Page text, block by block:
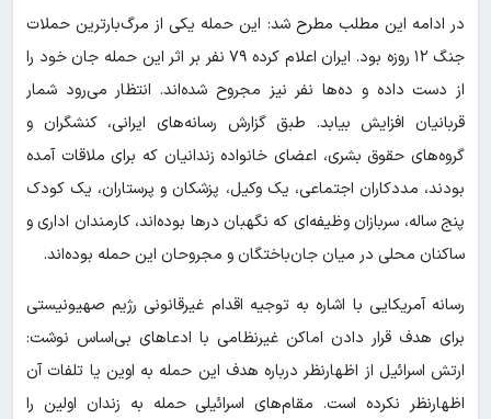
در ادامه این مطلب مطرح شد: این حمله یکی از مرگ‌بارترین حملات
جنگ ۱۲ روزه بود. ایران اعلام کرده ۷۹ نفر بر اثر این حمله جان خود را
از دست داده و ده‌ها نفر نیز مجروح شده‌اند. انتظار می‌رود شمار
قربانیان افزایش بیابد. طبق گزارش رسانه‌های ایرانی، کنشگران و
گروه‌های حقوق بشری، اعضای خانواده زندانیان که برای ملاقات آمده
بودند، مددکاران اجتماعی، یک وکیل، پزشکان و پرستاران، یک کودک
پنج ساله، سربازان وظیفه‌ای که نگهبان درها بوده‌اند، کارمندان اداری و
ساکنان محلی در میان جان‌باختگان و مجروحان این حمله بوده‌اند.
رسانه آمریکایی با اشاره به توجیه اقدام غیرقانونی رژیم صهیونیستی
برای هدف قرار دادن اماکن غیرنظامی با ادعاهای بی‌اساس نوشت:
ارتش اسرائیل از اظهارنظر درباره هدف این حمله به اوین یا تلفات آن
اظهارنظر نکرده است. مقام‌های اسرائیلی حمله به زندان اولین را